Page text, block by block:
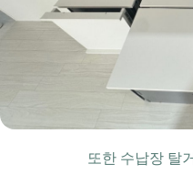
또한 수납장 탈